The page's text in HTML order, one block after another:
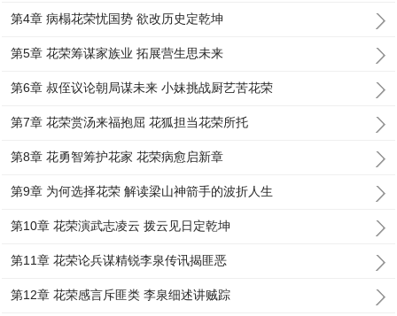
第4章 病榻花荣忧国势 欲改历史定乾坤
第5章 花荣筹谋家族业 拓展营生思未来
第6章 叔侄议论朝局谋未来 小妹挑战厨艺苦花荣
第7章 花荣赏汤来福抱屈 花狐担当花荣所托
第8章 花勇智筹护花家 花荣病愈启新章
第9章 为何选择花荣 解读梁山神箭手的波折人生
第10章 花荣演武志凌云 拨云见日定乾坤
第11章 花荣论兵谋精锐李泉传讯揭匪恶
第12章 花荣感言斥匪类 李泉细述讲贼踪